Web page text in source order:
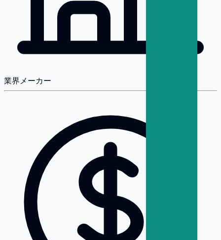
業界 メーカー